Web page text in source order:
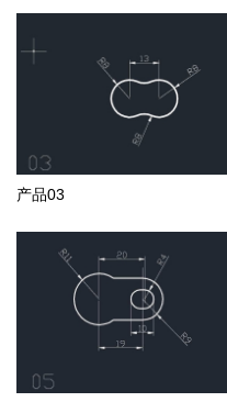
产品03